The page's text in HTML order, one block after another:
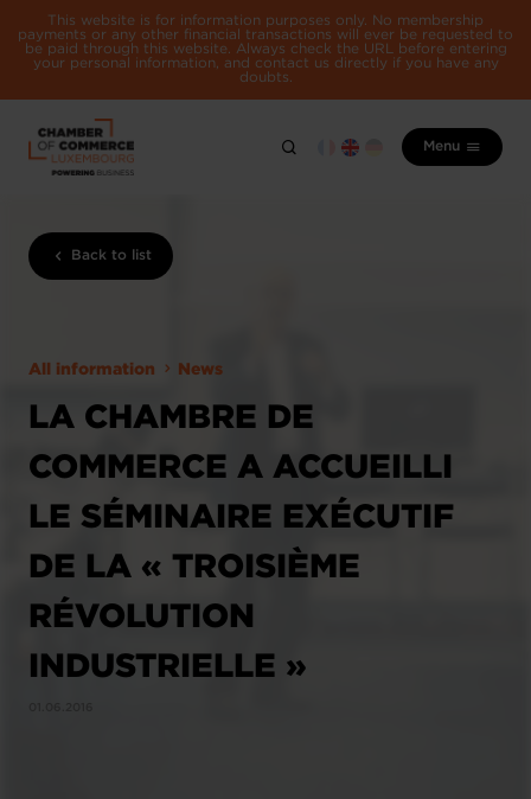
This website is for information purposes only. No membership
payments or any other financial transactions will ever be requested to
be paid through this website. Always check the URL before entering
your personal information, and contact us directly if you have any
doubts.
Menu
Back to list
All information News
LA CHAMBRE DE
COMMERCE A ACCUEILLI
LE SÉMINAIRE EXÉCUTIF
DE LA « TROISIÈME
RÉVOLUTION
INDUSTRIELLE »